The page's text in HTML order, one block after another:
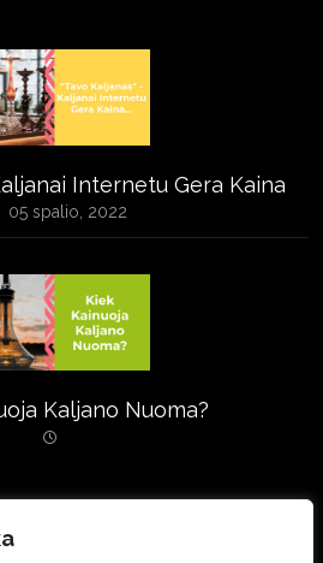
Internetu Gera Kaina
05 spalio, 2022
Kaljano Nuoma?